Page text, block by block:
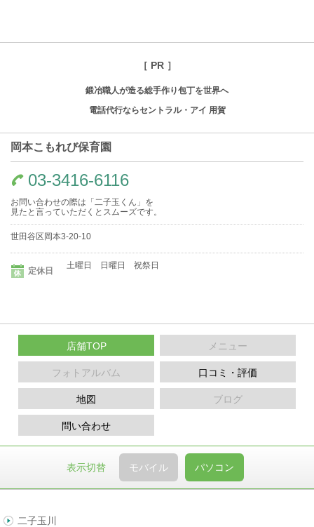
［ PR ］
鍛冶職人が造る総手作り包丁を世界へ
電話代行ならセントラル・アイ 用賀
岡本こもれび保育園
03-3416-6116
お問い合わせの際は「二子玉くん」を
見たと言っていただくとスムーズです。
世田谷区岡本3-20-10
定休日
土曜日 日曜日 祝祭日
店舗TOP メニュー
フォトアルバム 口コミ・評価
地図 ブログ
問い合わせ
表示切替 モバイル パソコン
二子玉川